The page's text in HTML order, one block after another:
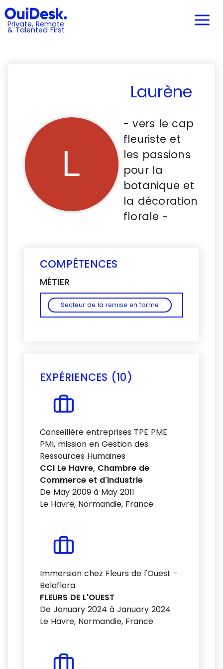
Private, Remote
& Talented First
Laurène
- vers le cap
fleuriste et
les passions
pour la
botanique et
la décoration
florale -
COMPÉTENCES
MÉTIER
Secteur de la remise en forme
EXPÉRIENCES (10)
Conseillère entreprises TPE PME
PMI, mission en Gestion des
Ressources Humaines
CCI Le Havre, Chambre de
Commerce et d'Industrie
De May 2009 à May 2011
Le Havre, Normandie, France
Immersion chez Fleurs de l'Ouest -
Belaflora
FLEURS DE L'OUEST
De January 2024 à January 2024
Le Havre, Normandie, France